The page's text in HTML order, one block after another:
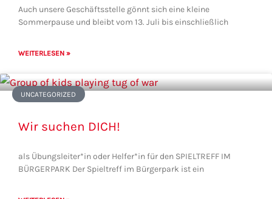
Auch unsere Geschäftsstelle gönnt sich eine kleine
Sommerpause und bleibt vom 13. Juli bis einschließlich
WEITERLESEN »
UNCATEGORIZED
Wir suchen DICH!
als Übungsleiter*in oder Helfer*in für den SPIELTREFF IM
BÜRGERPARK Der Spieltreff im Bürgerpark ist ein